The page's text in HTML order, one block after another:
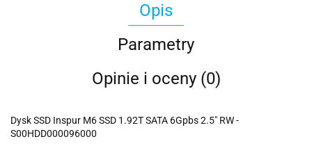
Opis
Parametry
Opinie i oceny (0)
Dysk SSD Inspur M6 SSD 1.92T SATA 6Gpbs 2.5" RW -
S00HDD000096000